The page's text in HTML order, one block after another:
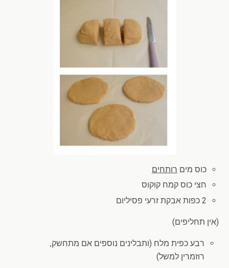
כוס מים רותחים
חצי כוס קמח קוקוס
2 כפות אבקת זרעי פסיליום
(אין תחליפים)
רבע כפית מלח (ותבלינים נוספים אם מתחשק,
רוזמרין למשל)